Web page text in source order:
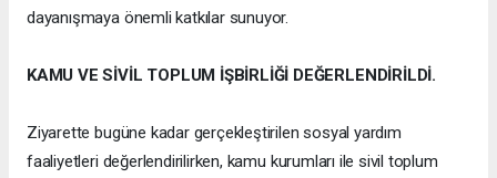
dayanışmaya önemli katkılar sunuyor.
KAMU VE SİVİL TOPLUM İŞBİRLİĞİ DEĞERLENDİRİLDİ.
Ziyarette bugüne kadar gerçekleştirilen sosyal yardım
faaliyetleri değerlendirilirken, kamu kurumları ile sivil toplum